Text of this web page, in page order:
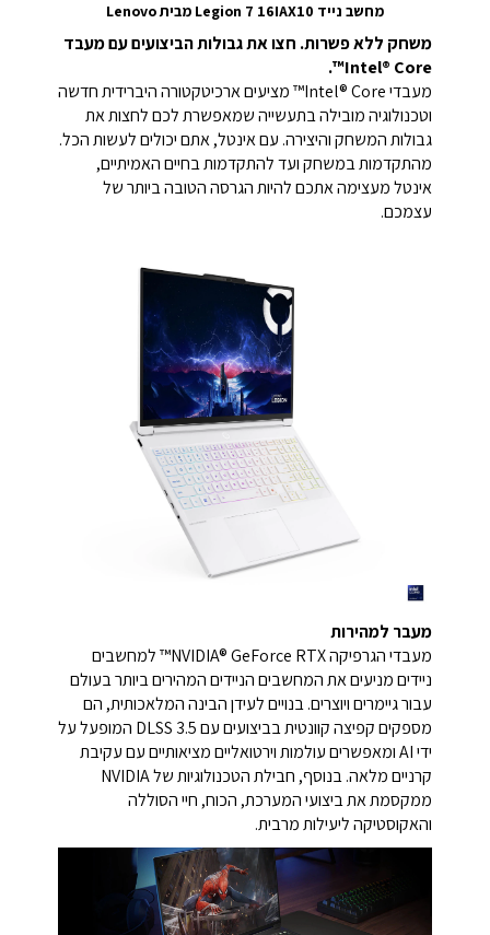
מחשב נייד Legion 7 16IAX10 מבית Lenovo
משחק ללא פשרות. חצו את גבולות הביצועים עם מעבד
Intel® Core™.
מעבדי Intel® Core™ מציעים ארכיטקטורה היברידית חדשה
וטכנולוגיה מובילה בתעשייה שמאפשרת לכם לחצות את
גבולות המשחק והיצירה. עם אינטל, אתם יכולים לעשות הכל.
מהתקדמות במשחק ועד להתקדמות בחיים האמיתיים,
אינטל מעצימה אתכם להיות הגרסה הטובה ביותר של
עצמכם.
מעבר למהירות
מעבדי הגרפיקה NVIDIA® GeForce RTX™ למחשבים
ניידים מניעים את המחשבים הניידים המהירים ביותר בעולם
עבור גיימרים ויוצרים. בנויים לעידן הבינה המלאכותית, הם
מספקים קפיצה קוונטית בביצועים עם DLSS 3.5 המופעל על
ידי AI ומאפשרים עולמות וירטואליים מציאותיים עם עקיבת
קרניים מלאה. בנוסף, חבילת הטכנולוגיות של NVIDIA
ממקסמת את ביצועי המערכת, הכוח, חיי הסוללה
והאקוסטיקה ליעילות מרבית.